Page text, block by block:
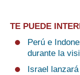
TE PUEDE
Perú e
durante la
Israel